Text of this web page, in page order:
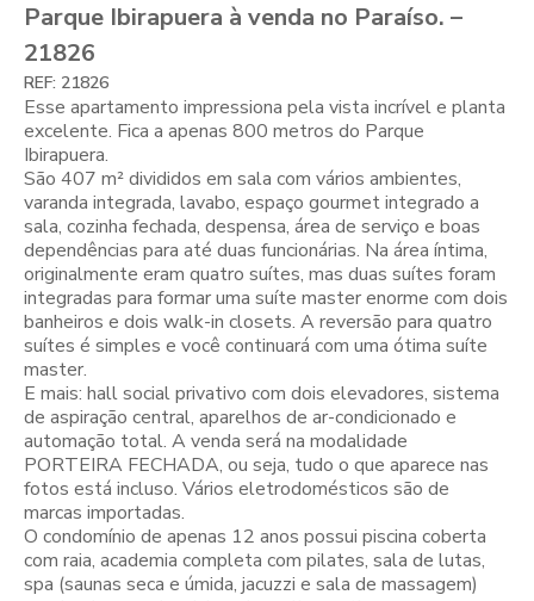
Parque Ibirapuera à venda no Paraíso. –
21826
REF: 21826
Esse apartamento impressiona pela vista incrível e planta
excelente. Fica a apenas 800 metros do Parque
Ibirapuera.
São 407 m² divididos em sala com vários ambientes,
varanda integrada, lavabo, espaço gourmet integrado a
sala, cozinha fechada, despensa, área de serviço e boas
dependências para até duas funcionárias. Na área íntima,
originalmente eram quatro suítes, mas duas suítes foram
integradas para formar uma suíte master enorme com dois
banheiros e dois walk-in closets. A reversão para quatro
suítes é simples e você continuará com uma ótima suíte
master.
E mais: hall social privativo com dois elevadores, sistema
de aspiração central, aparelhos de ar-condicionado e
automação total. A venda será na modalidade
PORTEIRA FECHADA, ou seja, tudo o que aparece nas
fotos está incluso. Vários eletrodomésticos são de
marcas importadas.
O condomínio de apenas 12 anos possui piscina coberta
com raia, academia completa com pilates, sala de lutas,
spa (saunas seca e úmida, jacuzzi e sala de massagem)